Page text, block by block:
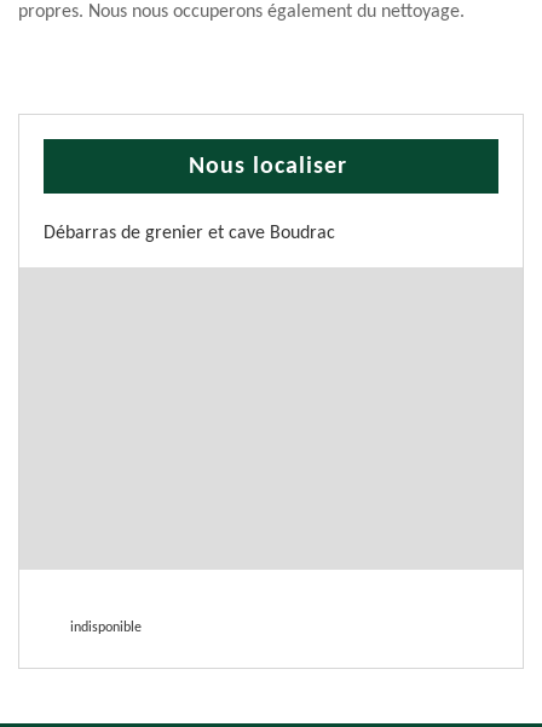
propres. Nous nous occuperons également du nettoyage.
Nous localiser
Débarras de grenier et cave Boudrac
indisponible